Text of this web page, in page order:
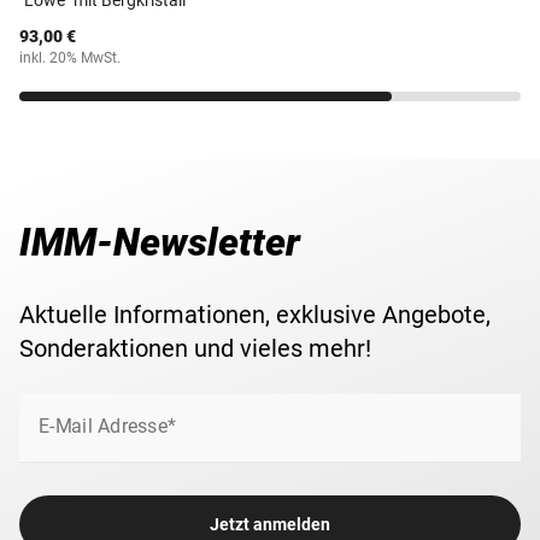
93,00 €
inkl. 20% MwSt.
IMM-Newsletter
Aktuelle Informationen, exklusive Angebote,
Sonderaktionen und vieles mehr!
E-Mail Adresse*
Jetzt anmelden